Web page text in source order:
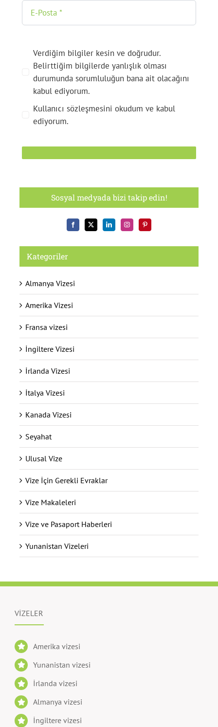
Verdiğim bilgiler kesin ve doğrudur.
Belirttiğim bilgilerde yanlışlık olması
durumunda sorumluluğun bana ait olacağını
kabul ediyorum.
Kullanıcı sözleşmesini okudum ve kabul
ediyorum.
Sosyal medyada bizi takip edin!
Kategoriler
Almanya Vizesi
Amerika Vizesi
Fransa vizesi
İngiltere Vizesi
İrlanda Vizesi
İtalya Vizesi
Kanada Vizesi
Seyahat
Ulusal Vize
Vize İçin Gerekli Evraklar
Vize Makaleleri
Vize ve Pasaport Haberleri
Yunanistan Vizeleri
VİZELER
Amerika vizesi
Yunanistan vizesi
İrlanda vizesi
Almanya vizesi
İngiltere vizesi